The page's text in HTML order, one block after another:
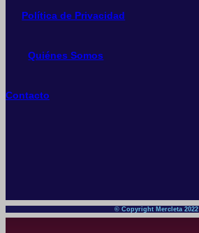
Política de Privacidad
Quiénes Somos
Contacto
© Copyright Mercleta 2022